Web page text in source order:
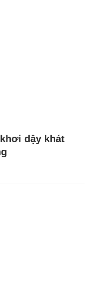
dậy khát